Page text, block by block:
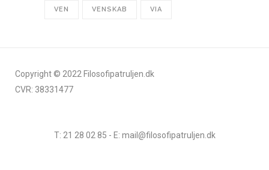
VEN VENSKAB VIA
Copyright © 2022 Filosofipatruljen.dk
CVR: 38331477
T: 21 28 02 85 - E: mail@filosofipatruljen.dk